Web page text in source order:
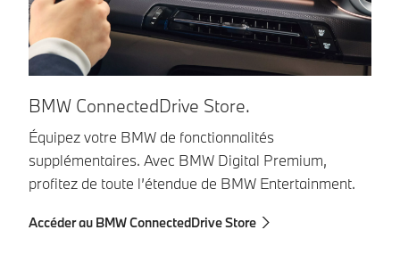
BMW ConnectedDrive Store.
Équipez votre BMW de fonctionnalités
supplémentaires. Avec BMW Digital Premium,
profitez de toute l’étendue de BMW Entertainment.
Accéder au BMW ConnectedDrive Store